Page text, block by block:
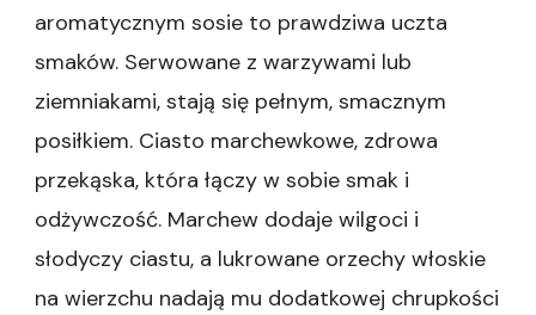
aromatycznym sosie to prawdziwa uczta
smaków. Serwowane z warzywami lub
ziemniakami, stają się pełnym, smacznym
posiłkiem. Ciasto marchewkowe, zdrowa
przekąska, która łączy w sobie smak i
odżywczość. Marchew dodaje wilgoci i
słodyczy ciastu, a lukrowane orzechy włoskie
na wierzchu nadają mu dodatkowej chrupkości